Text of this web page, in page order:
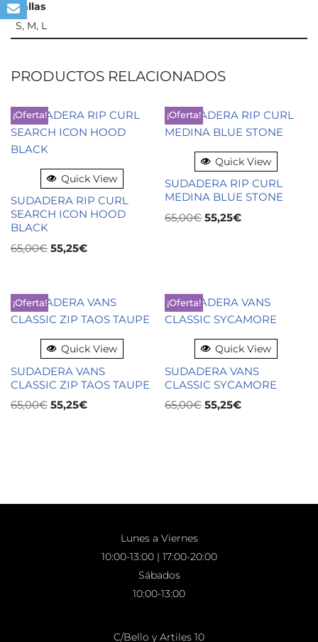
Tallas
S, M, L
PRODUCTOS RELACIONADOS
¡Oferta!
Quick View
SUDADERA RIP CURL
SEARCH ICON HOOD
BLACK
65,00€ 55,25€
¡Oferta!
Quick View
SUDADERA RIP CURL
MEDINA BLUE STONE
65,00€ 55,25€
¡Oferta!
Quick View
SUDADERA VANS
CLASSIC ZIP TAOS TAUPE
65,00€ 55,25€
¡Oferta!
Quick View
SUDADERA VANS
CLASSIC SYCAMORE
65,00€ 55,25€
Lunes a Viernes
10:00-13:00 | 17:00-20:00
Sábados
10:00-13:00
C/Bello y Artiles 10